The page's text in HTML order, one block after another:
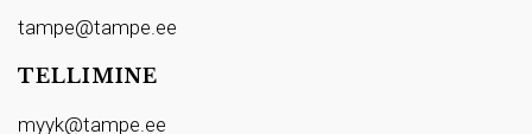
tampe@tampe.ee
TELLIMINE
myyk@tampe.ee